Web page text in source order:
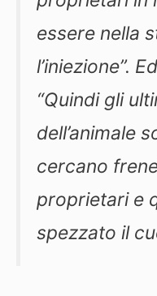
essere nella
l’iniezione”.
“Quindi gli
dell’animale
cercano
proprietari e
spezzato il